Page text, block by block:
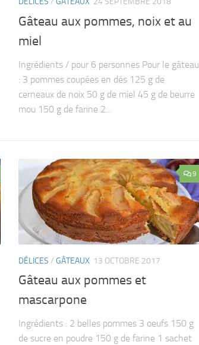
Gâteau aux pommes, noix et au
miel
Ingrédients / pour 6 personnes Pour le gâteau
: 3 pommes coupées en dés 125 g de
cerneaux de noix 50 g de miel 45 g de beurre
mou 150 g de farine 2...
9
DÉLICES / GÂTEAUX 13 OCTOBRE 2017
Gâteau aux pommes et
mascarpone
Ingrédients : 2 belles pommes 3 oeufs 150 g
de sucre en poudre 150 g de farine 1 sachet